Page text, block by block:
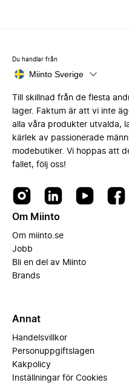
Du handlar från
Miinto Sverige
Till skillnad från de flesta
lager. Faktum är att vi inte
alla våra produkter utvalda,
kärlek av passionerade
modebutiker. Vi hoppas att
fallet, följ oss!
Om Miinto
Om miinto.se
Jobb
Bli en del av Miinto
Brands
Annat
Handelsvillkor
Personuppgiftslagen
Kakpolicy
Inställningar för Cookies